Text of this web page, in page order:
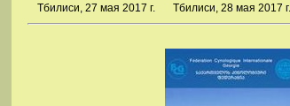
Тбилиси, 27 мая 2017 г. Тбилиси, 28 мая 2017 г.